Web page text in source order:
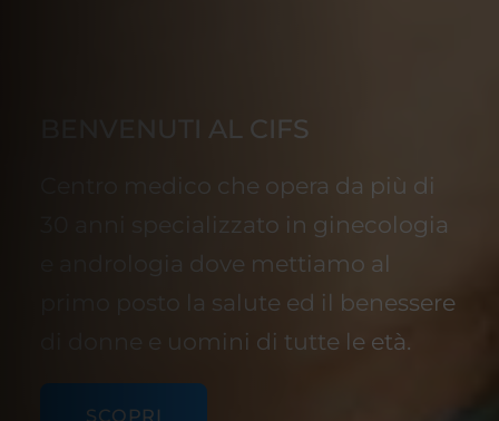
BENVENUTI AL CIFS
Centro medico che opera da più di
30 anni specializzato in ginecologia
e andrologia dove mettiamo al
primo posto la salute ed il benessere
di donne e uomini di tutte le età.
SCOPRI